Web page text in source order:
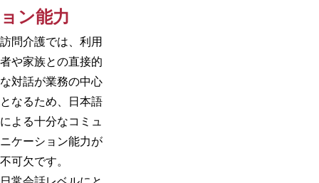
ョン能力
訪問介護では、利用
者や家族との直接的
な対話が業務の中心
となるため、日本語
による十分なコミュ
ニケーション能力が
不可欠です。